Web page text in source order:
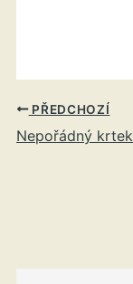
PŘEDCHOZÍ
Nepořádný krtek